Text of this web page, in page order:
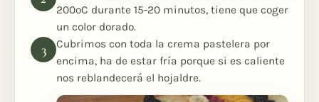
200ºC durante 15-20 minutos, tiene que coger
un color dorado.
Cubrimos con toda la crema pastelera por
encima, ha de estar fría porque si es caliente
nos reblandecerá el hojaldre.